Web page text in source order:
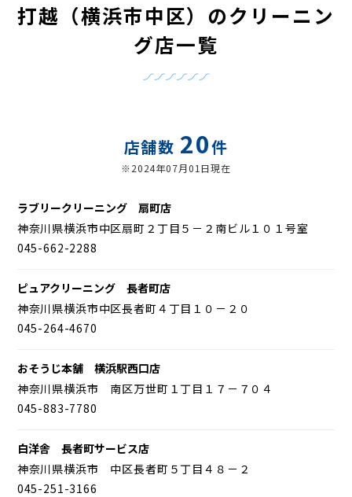
打越（横浜市中区）のクリーニン
グ店一覧
店舗数 20件
※2024年07月01日現在
ラブリークリーニング 扇町店
神奈川県横浜市中区扇町２丁目５－２南ビル１０１号室
045-662-2288
ピュアクリーニング 長者町店
神奈川県横浜市中区長者町４丁目１０－２０
045-264-4670
おそうじ本舗 横浜駅西口店
神奈川県横浜市 南区万世町１丁目１７－７０４
045-883-7780
白洋舎 長者町サービス店
神奈川県横浜市 中区長者町５丁目４８－２
045-251-3166